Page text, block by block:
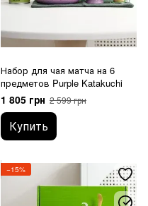
Набор для чая матча на 6
предметов Purple Katakuchi
1 805 грн 2 599 грн
Купить
−15%